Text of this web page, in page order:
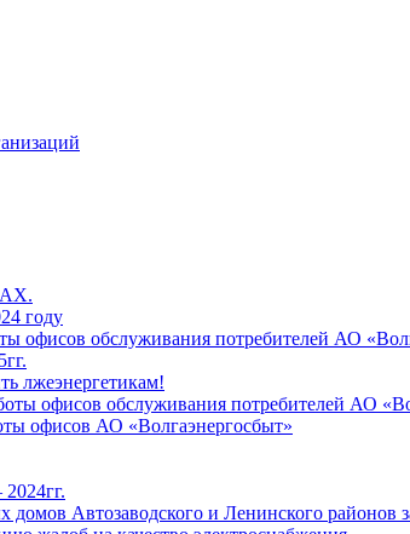
году
офисов обслуживания потребителей АО
лжеэнергетикам!
офисов обслуживания потребителей АО
офисов АО «Волгаэнергосбыт»
Автозаводского и Ленинского районов